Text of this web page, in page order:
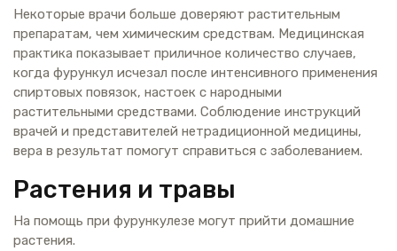
Некоторые врачи больше доверяют растительным
препаратам, чем химическим средствам. Медицинская
практика показывает приличное количество случаев,
когда фурункул исчезал после интенсивного применения
спиртовых повязок, настоек с народными
растительными средствами. Соблюдение инструкций
врачей и представителей нетрадиционной медицины,
вера в результат помогут справиться с заболеванием.
Растения и травы
На помощь при фурункулезе могут прийти домашние
растения.